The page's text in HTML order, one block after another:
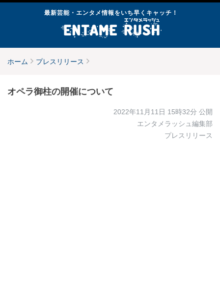
最新芸能・エンタメ情報をいち早くキャッチ！
ホーム プレスリリース
オペラ御柱の開催について
2022年11月11日 15時32分 公開
エンタメラッシュ編集部
プレスリリース